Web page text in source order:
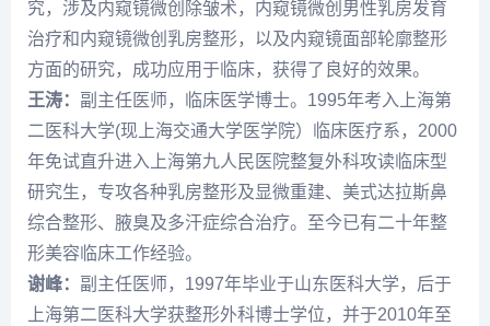
究，涉及内窥镜微创除皱术，内窥镜微创男性乳房发育
治疗和内窥镜微创乳房整形，以及内窥镜面部轮廓整形
方面的研究，成功应用于临床，获得了良好的效果。
王涛： 副主任医师，临床医学博士。1995年考入上海第
二医科大学(现上海交通大学医学院）临床医疗系，2000
年免试直升进入上海第九人民医院整复外科攻读临床型
研究生，专攻各种乳房整形及显微重建、美式达拉斯鼻
综合整形、腋臭及多汗症综合治疗。至今已有二十年整
形美容临床工作经验。
谢峰： 副主任医师，1997年毕业于山东医科大学，后于
上海第二医科大学获整形外科博士学位，并于2010年至